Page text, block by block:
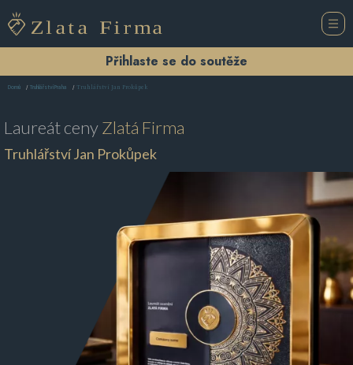
Přihlaste se do soutěže
Domů Truhlářství Praha Truhlářství Jan Prokůpek
Laureát cenyZlatá Firma
Truhlářství Jan Prokůpek